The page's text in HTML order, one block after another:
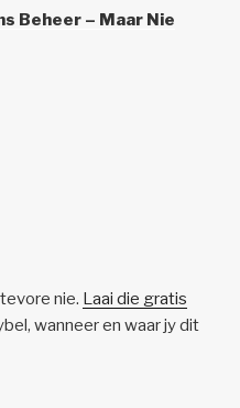
Beheer – Maar Nie
nie. Laai die gratis
wanneer en waar jy dit